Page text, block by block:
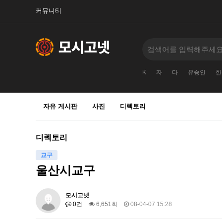
커뮤니티
K 자 다 유승인 한
자유 게시판 사진 디렉토리
디렉토리
교구
울산시교구
모시고넷
0건
6,651회 08-04-07 15:28